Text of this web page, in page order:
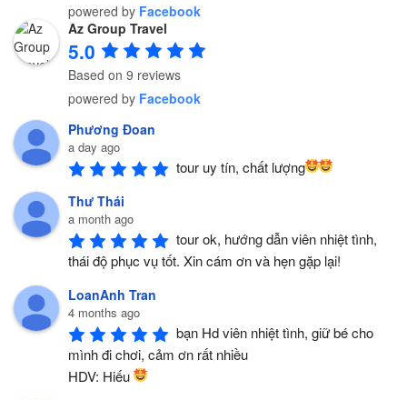
powered by Facebook
Az Group Travel
5.0
Based on 9 reviews
powered by Facebook
Phương Đoan
a day ago
tour uy tín, chất lượng
Thư Thái
a month ago
tour ok, hướng dẫn viên nhiệt tình,
thái độ phục vụ tốt. Xin cám ơn và hẹn gặp lại!
LoanAnh Tran
4 months ago
bạn Hd viên nhiệt tình, giữ bé cho
mình đi chơi, cảm ơn rất nhiều
HDV: Hiếu